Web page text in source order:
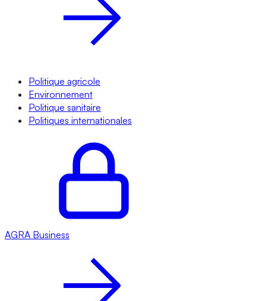
Politique agricole
Environnement
Politique sanitaire
Politiques internationales
AGRA Business